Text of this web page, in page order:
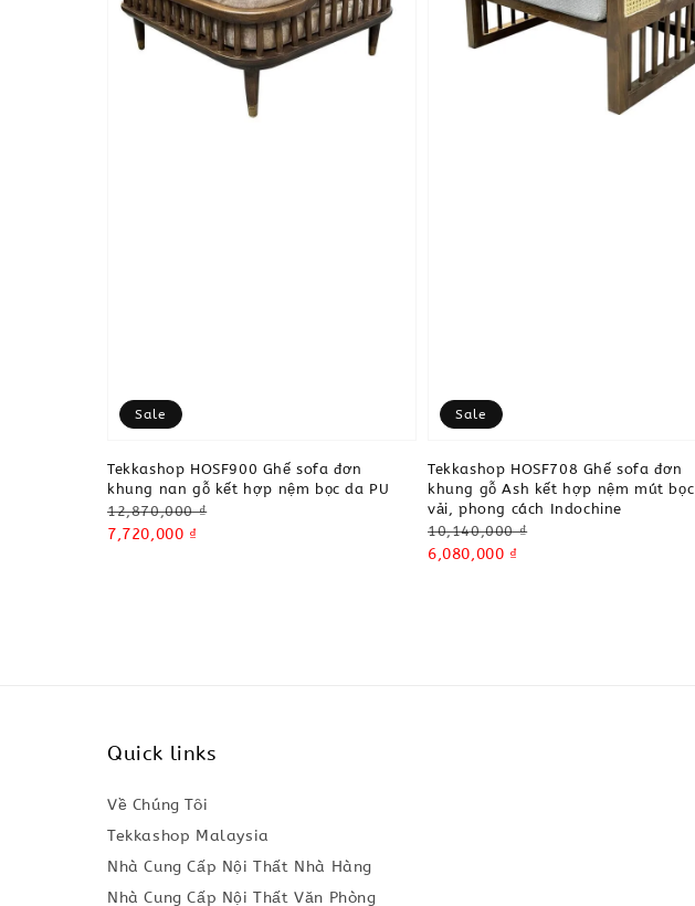
Sale
Tekkashop HOSF900 Ghế sofa đơn
khung nan gỗ kết hợp nệm bọc da PU
Regular
price
12,870,000 ₫
Sale
7,720,000 ₫
Sale
Tekkashop HOSF708 Ghế sofa đơn
khung gỗ Ash kết hợp nệm mút bọc
vải, phong cách Indochine
Regular
price
10,140,000 ₫
Sale
6,080,000 ₫
Quick links
Về Chúng Tôi
Tekkashop Malaysia
Nhà Cung Cấp Nội Thất Nhà Hàng
Nhà Cung Cấp Nội Thất Văn Phòng